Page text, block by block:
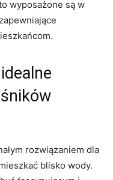
wyposażone ​są w
rozwiązaniem⁤ dla
blisko wody.